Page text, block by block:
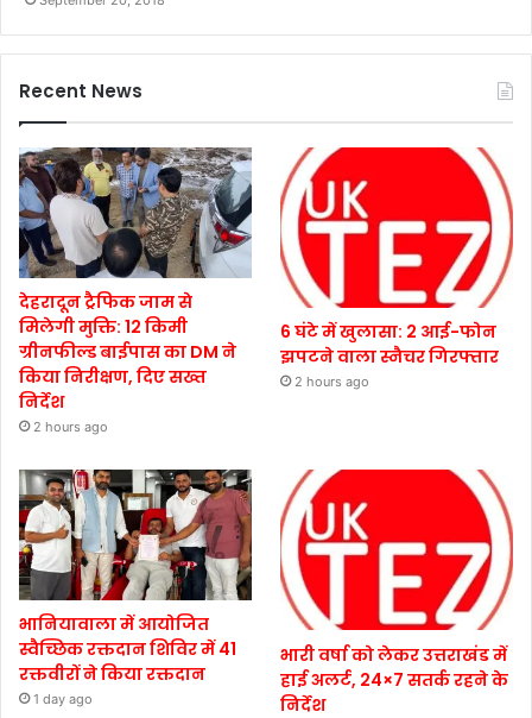
Recent News
देहरादून ट्रैफिक जाम से
मिलेगी मुक्ति: 12 किमी
ग्रीनफील्ड बाईपास का DM ने
किया निरीक्षण, दिए सख्त
निर्देश
2 hours ago
6 घंटे में खुलासा: 2 आई-फोन
झपटने वाला स्नैचर गिरफ्तार
2 hours ago
भानियावाला में आयोजित
स्वैच्छिक रक्तदान शिविर में 41
रक्तवीरों ने किया रक्तदान
1 day ago
भारी वर्षा को लेकर उत्तराखंड में
हाई अलर्ट, 24×7 सतर्क रहने के
निर्देश